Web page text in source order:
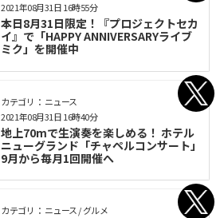
本日8月31日限定！『プロジェクトセカ
イ』で「HAPPY ANNIVERSARYライブ
ミク」を開催中
2021年08月31日 16時55分
カテゴリ： ニュース
地上70mで生演奏を楽しめる！ ホテル
ニューグランド「チャペルコンサート」
9月から毎月1回開催へ
2021年08月31日 16時40分
カテゴリ： ニュース / グルメ